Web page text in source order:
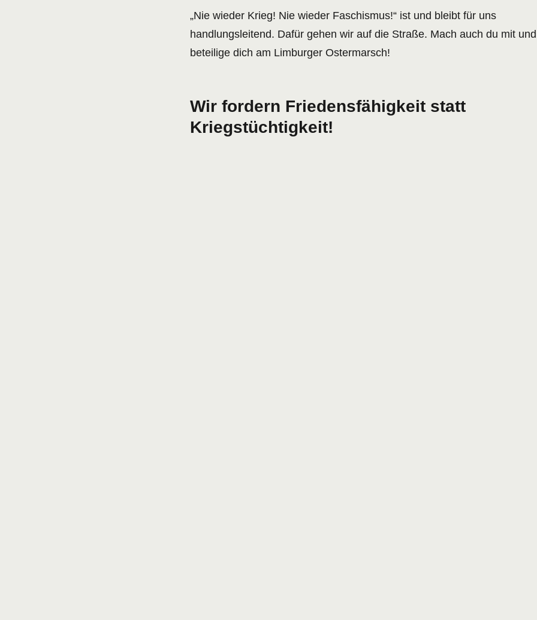
„Nie wieder Krieg! Nie wieder Faschismus!“ ist und bleibt für uns
handlungsleitend. Dafür gehen wir auf die Straße. Mach auch du mit und
beteilige dich am Limburger Ostermarsch!
Wir fordern Friedensfähigkeit statt
Kriegstüchtigkeit!